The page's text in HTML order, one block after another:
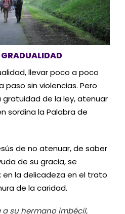
GRADUALIDAD
llevar poco a poco
paso sin violencias. Pero
de la ley, atenuar
sordina la Palabra de
de no atenuar, de saber
de su gracia, se
la delicadeza en el trato
de la caridad.
a su hermano imbécil,